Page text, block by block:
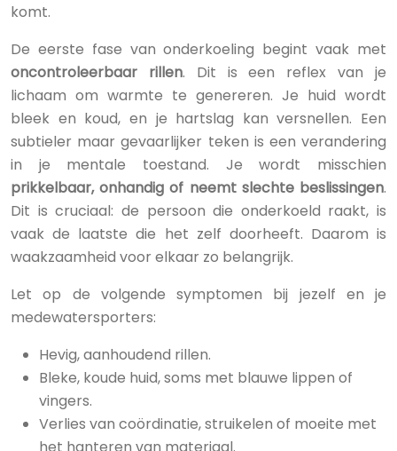
komt.
De eerste fase van onderkoeling begint vaak met
oncontroleerbaar rillen. Dit is een reflex van je
lichaam om warmte te genereren. Je huid wordt
bleek en koud, en je hartslag kan versnellen. Een
subtieler maar gevaarlijker teken is een verandering
in je mentale toestand. Je wordt misschien
prikkelbaar, onhandig of neemt slechte beslissingen.
Dit is cruciaal: de persoon die onderkoeld raakt, is
vaak de laatste die het zelf doorheeft. Daarom is
waakzaamheid voor elkaar zo belangrijk.
Let op de volgende symptomen bij jezelf en je
medewatersporters:
Hevig, aanhoudend rillen.
Bleke, koude huid, soms met blauwe lippen of
vingers.
Verlies van coördinatie, struikelen of moeite met